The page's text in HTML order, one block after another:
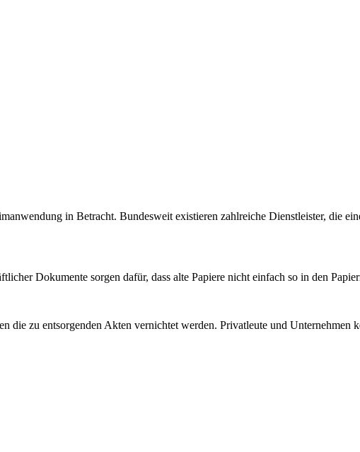
in Betracht. Bundesweit existieren zahlreiche Dienstleister, die
Dokumente sorgen dafür, dass alte Papiere nicht einfach so in den
zu entsorgenden Akten vernichtet werden. Privatleute und Unternehmen